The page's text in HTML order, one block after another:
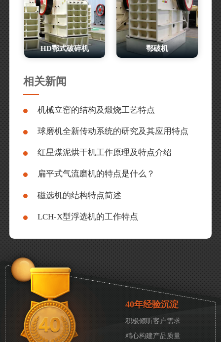
HD鄂式破碎机 鄂破机
相关新闻
机械立窑的结构及煅烧工艺特点
球磨机全新传动系统的研究及其应用特点
红星煤泥烘干机工作原理及特点介绍
扁平式气流磨机的特点是什么？
磁选机的结构特点简述
LCH-X型浮选机的工作特点
40年经验沉淀
积极倾听客户需求
精心构建产品质量